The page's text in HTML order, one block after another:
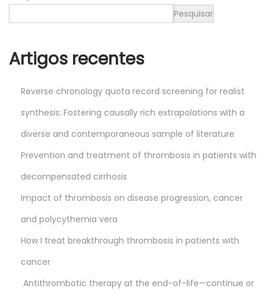
Pesquisar
Artigos recentes
Reverse chronology quota record screening for realist
synthesis: Fostering causally rich extrapolations with a
diverse and contemporaneous sample of literature
Prevention and treatment of thrombosis in patients with
decompensated cirrhosis
Impact of thrombosis on disease progression, cancer
and polycythemia vera
How I treat breakthrough thrombosis in patients with
cancer
Antithrombotic therapy at the end-of-life—continue or